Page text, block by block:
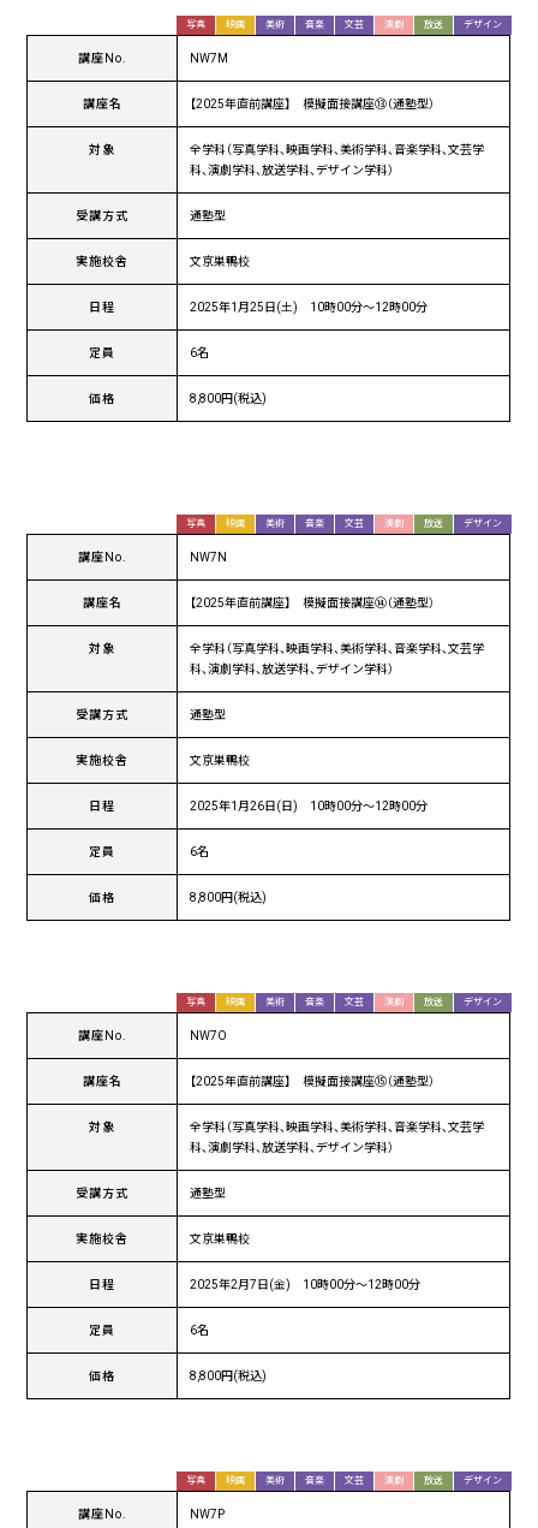
写真 映画 美術 音楽 文芸 演劇 放送 デザイン
講座No. NW7M
講座名 【2025年直前講座】 模擬面接講座⑬（通塾型）
対象
全学科（写真学科、映画学科、美術学科、音楽学科、文芸学
科、演劇学科、放送学科、デザイン学科）
受講方式 通塾型
実施校舎 文京巣鴨校
日程 2025年1月25日(土) 10時00分〜12時00分
定員 6名
価格 8,800円(税込)
写真 映画 美術 音楽 文芸 演劇 放送 デザイン
講座No. NW7N
講座名 【2025年直前講座】 模擬面接講座⑭（通塾型）
対象
全学科（写真学科、映画学科、美術学科、音楽学科、文芸学
科、演劇学科、放送学科、デザイン学科）
受講方式 通塾型
実施校舎 文京巣鴨校
日程 2025年1月26日(日) 10時00分〜12時00分
定員 6名
価格 8,800円(税込)
写真 映画 美術 音楽 文芸 演劇 放送 デザイン
講座No. NW7O
講座名 【2025年直前講座】 模擬面接講座⑮（通塾型）
対象
全学科（写真学科、映画学科、美術学科、音楽学科、文芸学
科、演劇学科、放送学科、デザイン学科）
受講方式 通塾型
実施校舎 文京巣鴨校
日程 2025年2月7日(金) 10時00分〜12時00分
定員 6名
価格 8,800円(税込)
写真 映画 美術 音楽 文芸 演劇 放送 デザイン
講座No. NW7P